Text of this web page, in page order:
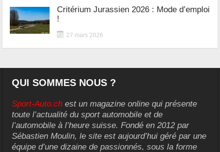
Critérium Jurassien 2026 : Mode d’emploi
!
27 mars 2026
QUI SOMMES NOUS ?
Sport-Auto.ch est un magazine online qui présente
toute l’actualité du sport automobile et de
l’automobile à l’heure suisse. Fondé en 2012 par
Sébastien Moulin, le site est aujourd’hui géré par une
équipe d’une dizaine de passionnés, sous la forme